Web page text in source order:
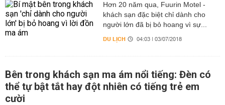
Hơn 20 năm qua, Fuurin Motel -
khách sạn đặc biệt chỉ dành cho
người lớn đã bị bỏ hoang vì sự...
DU LỊCH 04:03 | 03/07/2018
Bên trong khách sạn ma ám nổi tiếng: Đèn có
thể tự bật tắt hay đột nhiên có tiếng trẻ em
cười